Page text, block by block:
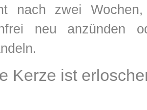
nach zwei
neu anzünden
Kerze ist